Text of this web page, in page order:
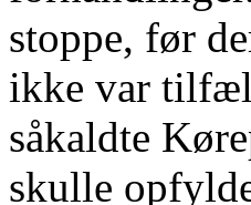
stoppe, før
ikke var
såkaldte
skulle